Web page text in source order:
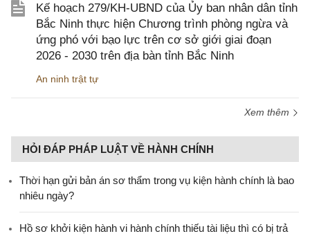
Kế hoạch 279/KH-UBND của Ủy ban nhân dân tỉnh
Bắc Ninh thực hiện Chương trình phòng ngừa và
ứng phó với bạo lực trên cơ sở giới giai đoạn
2026 - 2030 trên địa bàn tỉnh Bắc Ninh
An ninh trật tự
Xem thêm
HỎI ĐÁP PHÁP LUẬT VỀ HÀNH CHÍNH
Thời hạn gửi bản án sơ thẩm trong vụ kiện hành chính là bao
nhiêu ngày?
Hồ sơ khởi kiện hành vi hành chính thiếu tài liệu thì có bị trả